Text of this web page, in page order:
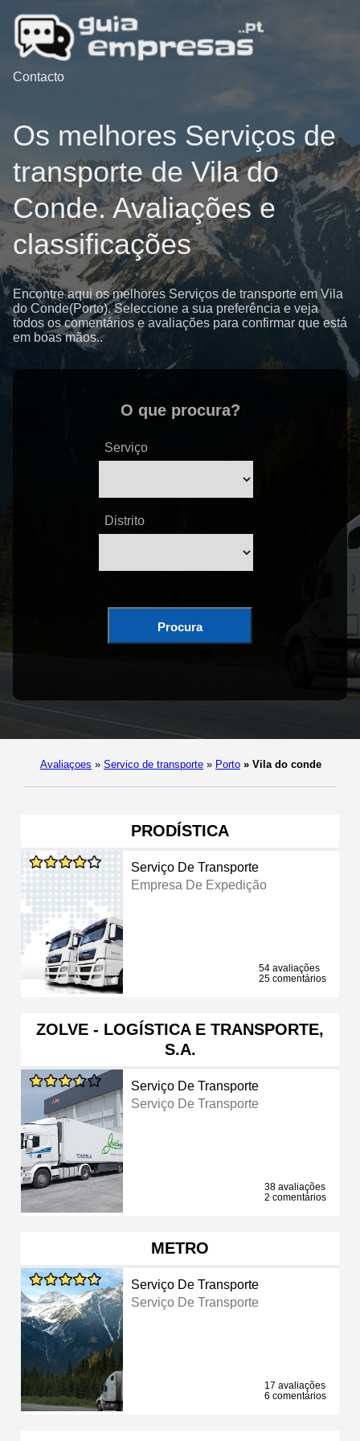
Contacto
Os melhores Serviços de
transporte de Vila do
Conde. Avaliações e
classificações
Encontre aqui os melhores Serviços de transporte em Vila
do Conde(Porto). Seleccione a sua preferência e veja
todos os comentários e avaliações para confirmar que está
em boas mãos..
O que procura?
Serviço
Distrito
Procura
Avaliaçoes » Servico de transporte » Porto » Vila do conde
PRODÍSTICA
Serviço De Transporte
Empresa De Expedição
54 avaliações
25 comentários
ZOLVE - LOGÍSTICA E TRANSPORTE,
S.A.
Serviço De Transporte
Serviço De Transporte
38 avaliações
2 comentários
METRO
Serviço De Transporte
Serviço De Transporte
17 avaliações
6 comentários